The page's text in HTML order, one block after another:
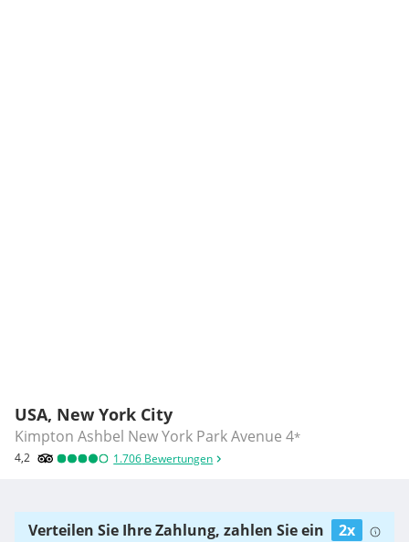
USA, New York City
Kimpton Ashbel New York Park Avenue 4*
4,2 1.706 Bewertungen
Verteilen Sie Ihre Zahlung, zahlen Sie ein 2x